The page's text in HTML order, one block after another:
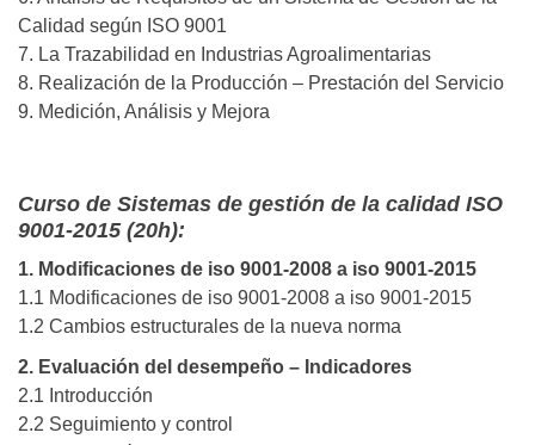
Calidad según ISO 9001
7. La Trazabilidad en Industrias Agroalimentarias
8. Realización de la Producción – Prestación del Servicio
9. Medición, Análisis y Mejora
Curso de Sistemas de gestión de la calidad ISO
9001-2015 (20h):
1. Modificaciones de iso 9001-2008 a iso 9001-2015
1.1 Modificaciones de iso 9001-2008 a iso 9001-2015
1.2 Cambios estructurales de la nueva norma
2. Evaluación del desempeño – Indicadores
2.1 Introducción
2.2 Seguimiento y control